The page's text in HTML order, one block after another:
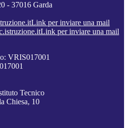
- 37016 Garda
Link per inviare una mail
Link per inviare una mail
VRIS017001
Tecnico
Chiesa, 10